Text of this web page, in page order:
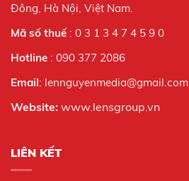
Đông, Hà Nội, Việt Nam.
Mã số thuế: 0 3 1 3 4 7 4 5 9 0
Hotline : 090 377 2086
Email: lennguyenmedia@gmail.com
Website: www.lensgroup.vn
LIÊN KẾT